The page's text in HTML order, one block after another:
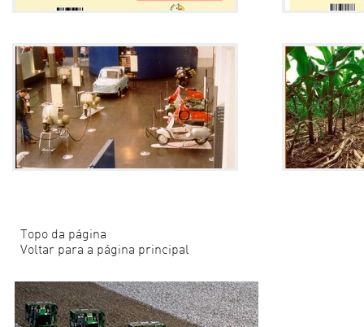
PRESERVAR HISTÓRIA AJUDA
EMPRESA A INOVAR E ENGAJAR
Blog+ Crível Comunicação+Destaques
BAIXO
Blog+Crível
Topo da página
Voltar para a página principal